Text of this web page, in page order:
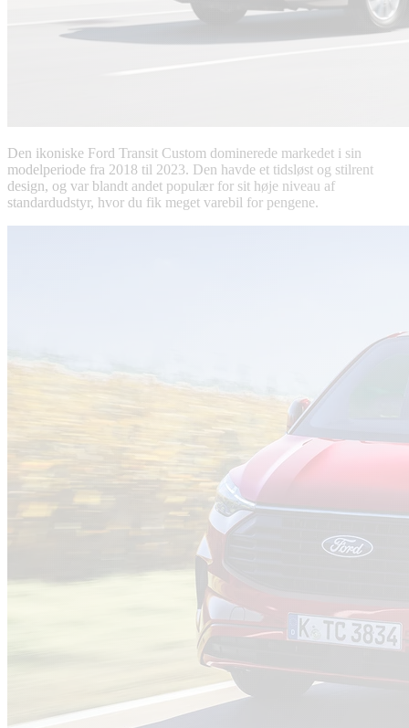
Den ikoniske Ford Transit Custom dominerede markedet i sin
modelperiode fra 2018 til 2023. Den havde et tidsløst og stilrent
design, og var blandt andet populær for sit høje niveau af
standardudstyr, hvor du fik meget varebil for pengene.